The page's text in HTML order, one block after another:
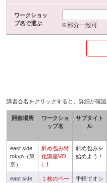
ワークショッ
プ名で選ぶ
※部分一致可
講習会名をクリックすると、詳細が確
開催場所
ワークショ
ップ名
サブタイト
ル
east side
tokyo（東
京）
斜め包み特
化講座VO
L.1
斜め包みを
始めよう！
east side
１枚のペー
手軽でオシ